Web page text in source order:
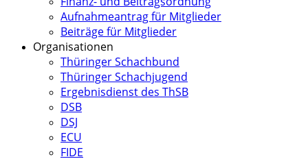
Aufnahmeantrag für Mitglieder
Beiträge für Mitglieder
Organisationen
Thüringer Schachbund
Thüringer Schachjugend
Ergebnisdienst des ThSB
DSB
DSJ
ECU
FIDE